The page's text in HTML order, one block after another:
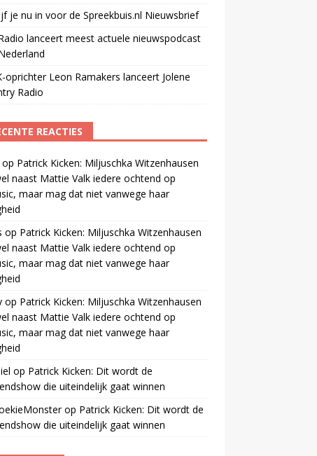
je nu in voor de Spreekbuis.nl Nieuwsbrief
lanceert meest actuele nieuwspodcast
oprichter Leon Ramakers lanceert Jolene
Radio
REACTIES
op Patrick Kicken: Miljuschka Witzenhausen
naast Mattie Valk iedere ochtend op
maar mag dat niet vanwege haar
op Patrick Kicken: Miljuschka Witzenhausen
naast Mattie Valk iedere ochtend op
maar mag dat niet vanwege haar
op Patrick Kicken: Miljuschka Witzenhausen
naast Mattie Valk iedere ochtend op
maar mag dat niet vanwege haar
op Patrick Kicken: Dit wordt de
die uiteindelijk gaat winnen
op Patrick Kicken: Dit wordt de
die uiteindelijk gaat winnen